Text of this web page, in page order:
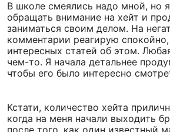
В школе смеялись надо мной, но
обращать внимание на хейт и
заниматься своим делом. На
комментарии реагирую
интересных статей об этом.
чем-то. Я начала детальнее
чтобы его было интересно
Кстати, количество хейта
когда на меня начали выходить